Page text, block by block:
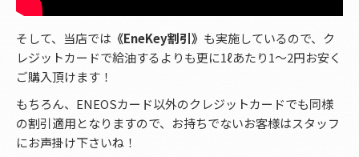
そして、当店では 《EneKey割引》 も実施しているので、ク
レジットカードで給油するよりも更に1ℓあたり1〜2円お安く
ご購入頂けます！
もちろん、ENEOSカード以外のクレジットカードでも同様
の割引適用となりますので、お持ちでないお客様はスタッフ
にお声掛け下さいね！